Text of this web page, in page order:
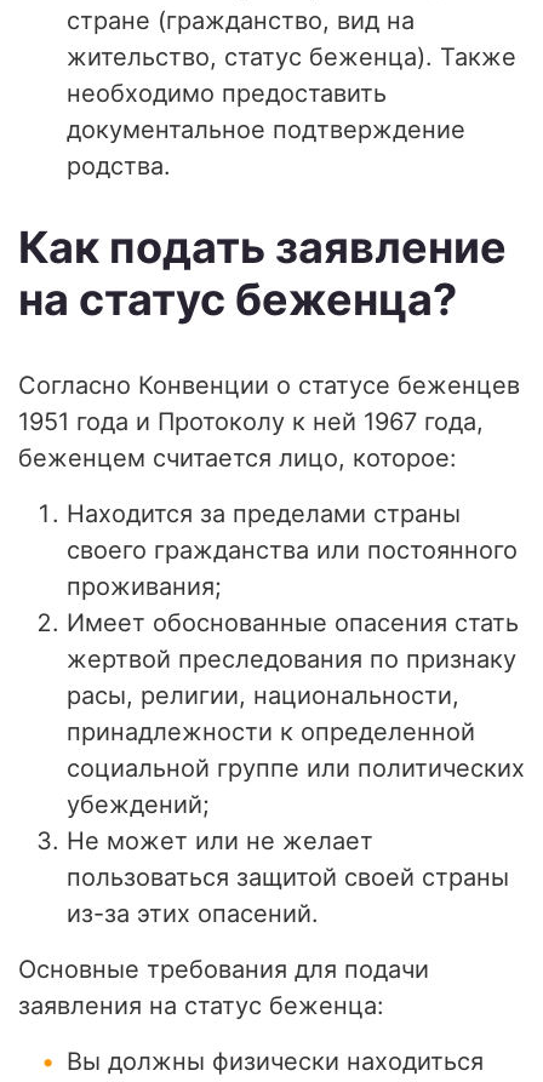
стране (гражданство, вид на
жительство, статус беженца). Также
необходимо предоставить
документальное подтверждение
родства.
Как подать заявление
на статус беженца?
Согласно Конвенции о статусе беженцев
1951 года и Протоколу к ней 1967 года,
беженцем считается лицо, которое:
Находится за пределами страны
своего гражданства или постоянного
проживания;
Имеет обоснованные опасения стать
жертвой преследования по признаку
расы, религии, национальности,
принадлежности к определенной
социальной группе или политических
убеждений;
Не может или не желает
пользоваться защитой своей страны
из-за этих опасений.
Основные требования для подачи
заявления на статус беженца:
Вы должны физически находиться